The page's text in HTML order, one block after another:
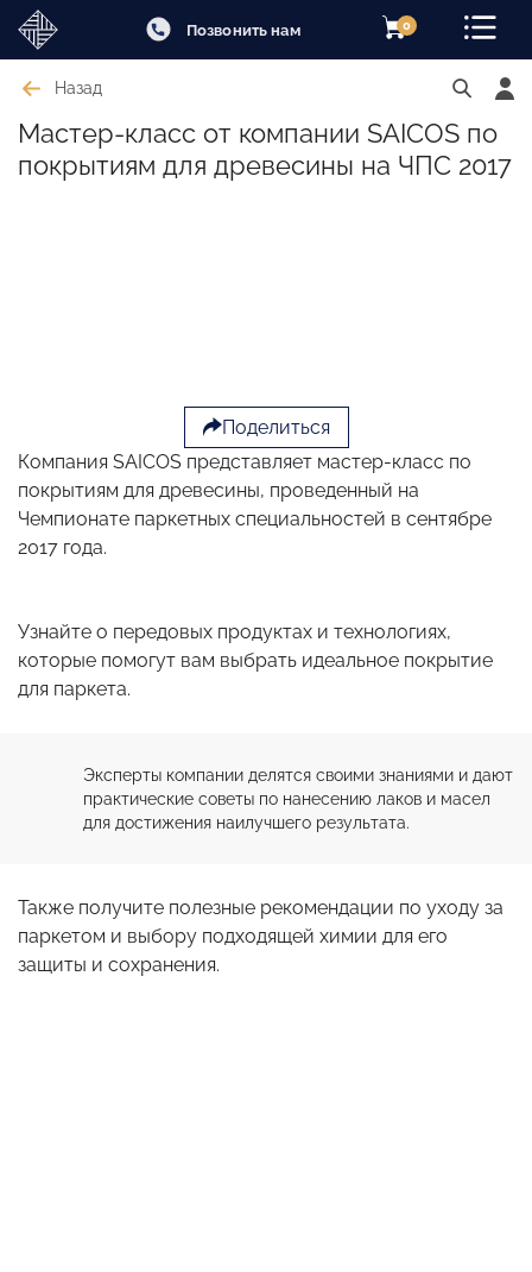
Позвонить нам 0
Назад
Мастер-класс от компании SAICOS по
покрытиям для древесины на ЧПС 2017
Компания SAICOS представляет мастер-класс по
покрытиям для древесины, проведенный на
Чемпионате паркетных специальностей в сентябре
2017 года.
Узнайте о передовых продуктах и технологиях,
которые помогут вам выбрать идеальное покрытие
для паркета.
Эксперты компании делятся своими знаниями и дают
практические советы по нанесению лаков и масел
для достижения наилучшего результата.
Также получите полезные рекомендации по уходу за
паркетом и выбору подходящей химии для его
защиты и сохранения.
Поделиться